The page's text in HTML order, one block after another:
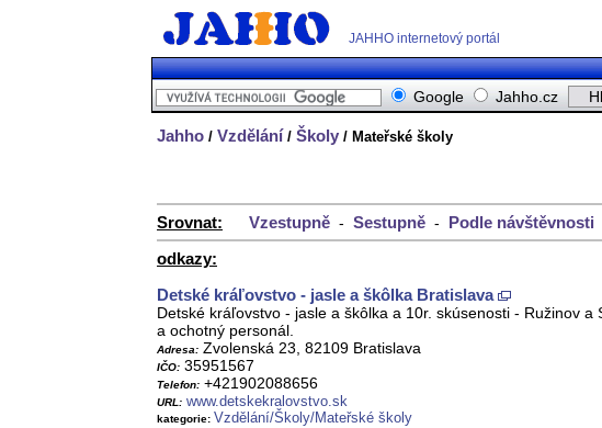
JAHHO internetový portál
Google Jahho.cz
Jahho / Vzdělání / Školy / Mateřské školy
Srovnat: Vzestupně - Sestupně - Podle návštěvnosti
odkazy:
Detské kráľovstvo - jasle a škôlka Bratislava
Detské kráľovstvo - jasle a škôlka a 10r. skúsenosti - Ružinov
a ochotný personál.
Adresa: Zvolenská 23, 82109 Bratislava
IČO: 35951567
Telefon: +421902088656
URL: www.detskekralovstvo.sk
kategorie: Vzdělání/Školy/Mateřské školy